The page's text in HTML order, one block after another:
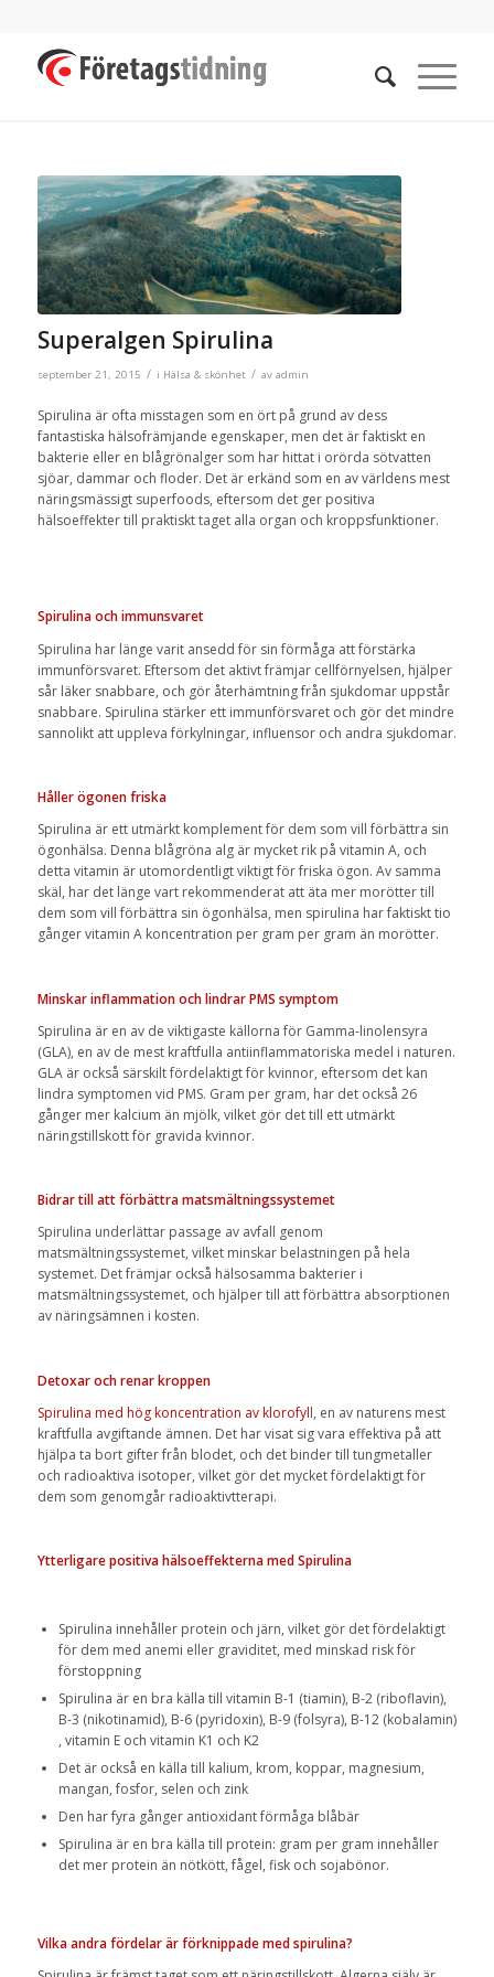
Superalgen Spirulina
september 21, 2015 / i Hälsa & skönhet / av admin
Spirulina är ofta misstagen som en ört på grund av dess
fantastiska hälsofrämjande egenskaper, men det är faktiskt en
bakterie eller en blågrönalger som har hittat i orörda sötvatten
sjöar, dammar och floder. Det är erkänd som en av världens mest
näringsmässigt superfoods, eftersom det ger positiva
hälsoeffekter till praktiskt taget alla organ och kroppsfunktioner.
Spirulina och immunsvaret
Spirulina har länge varit ansedd för sin förmåga att förstärka
immunförsvaret. Eftersom det aktivt främjar cellförnyelsen, hjälper
sår läker snabbare, och gör återhämtning från sjukdomar uppstår
snabbare. Spirulina stärker ett immunförsvaret och gör det mindre
sannolikt att uppleva förkylningar, influensor och andra sjukdomar.
Håller ögonen friska
Spirulina är ett utmärkt komplement för dem som vill förbättra sin
ögonhälsa. Denna blågröna alg är mycket rik på vitamin A, och
detta vitamin är utomordentligt viktigt för friska ögon. Av samma
skäl, har det länge vart rekommenderat att äta mer morötter till
dem som vill förbättra sin ögonhälsa, men spirulina har faktiskt tio
gånger vitamin A koncentration per gram per gram än morötter.
Minskar inflammation och lindrar PMS symptom
Spirulina är en av de viktigaste källorna för Gamma-linolensyra
(GLA), en av de mest kraftfulla antiinflammatoriska medel i naturen.
GLA är också särskilt fördelaktigt för kvinnor, eftersom det kan
lindra symptomen vid PMS. Gram per gram, har det också 26
gånger mer kalcium än mjölk, vilket gör det till ett utmärkt
näringstillskott för gravida kvinnor.
Bidrar till att förbättra matsmältningssystemet
Spirulina underlättar passage av avfall genom
matsmältningssystemet, vilket minskar belastningen på hela
systemet. Det främjar också hälsosamma bakterier i
matsmältningssystemet, och hjälper till att förbättra absorptionen
av näringsämnen i kosten.
Detoxar och renar kroppen
Spirulina med hög koncentration av klorofyll, en av naturens mest
kraftfulla avgiftande ämnen. Det har visat sig vara effektiva på att
hjälpa ta bort gifter från blodet, och det binder till tungmetaller
och radioaktiva isotoper, vilket gör det mycket fördelaktigt för
dem som genomgår radioaktivtterapi.
Ytterligare positiva hälsoeffekterna med Spirulina
Spirulina innehåller protein och järn, vilket gör det fördelaktigt
för dem med anemi eller graviditet, med minskad risk för
förstoppning
Spirulina är en bra källa till vitamin B-1 (tiamin), B-2 (riboflavin),
B-3 (nikotinamid), B-6 (pyridoxin), B-9 (folsyra), B-12 (kobalamin)
, vitamin E och vitamin K1 och K2
Det är också en källa till kalium, krom, koppar, magnesium,
mangan, fosfor, selen och zink
Den har fyra gånger antioxidant förmåga blåbär
Spirulina är en bra källa till protein: gram per gram innehåller
det mer protein än nötkött, fågel, fisk och sojabönor.
Vilka andra fördelar är förknippade med spirulina?